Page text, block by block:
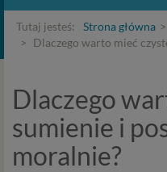
Tutaj jesteś: Strona główna
Dlaczego warto mieć
Dlaczego
sumienie i
moralnie?